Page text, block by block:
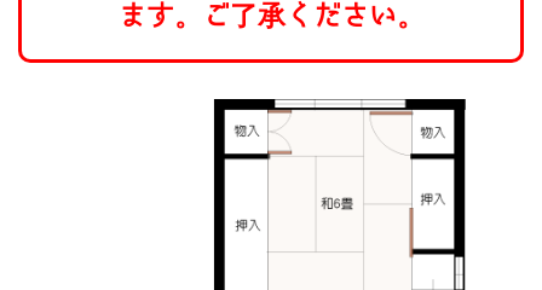
ます。ご了承ください。